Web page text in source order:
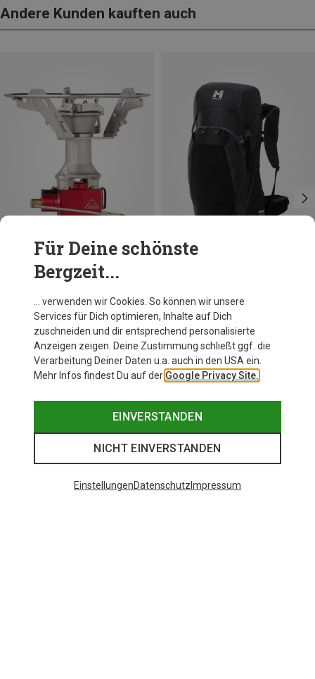
Andere Kunden kauften auch
Du sparst 18%
Für Deine schönste
Bergzeit...
… verwenden wir Cookies. So können wir unsere
Services für Dich optimieren, Inhalte auf Dich
zuschneiden und dir entsprechend personalisierte
Anzeigen zeigen. Deine Zustimmung schließt ggf. die
Verarbeitung Deiner Daten u.a. auch in den USA ein.
Mehr Infos findest Du auf der Google Privacy Site.
EINVERSTANDEN
NICHT EINVERSTANDEN
EinstellungenDatenschutz Impressum